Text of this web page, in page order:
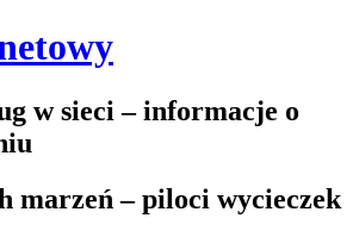
w sieci – informacje o
marzeń – piloci wycieczek